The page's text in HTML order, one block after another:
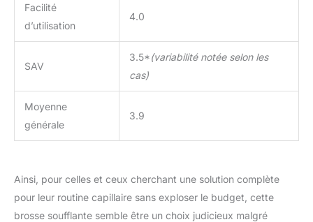
Facilité
d’utilisation
4.0
SAV
3.5*(variabilité notée selon les
cas)
Moyenne
générale
3.9
Ainsi, pour celles et ceux cherchant une solution complète
pour leur routine capillaire sans exploser le budget, cette
brosse soufflante semble être un choix judicieux malgré